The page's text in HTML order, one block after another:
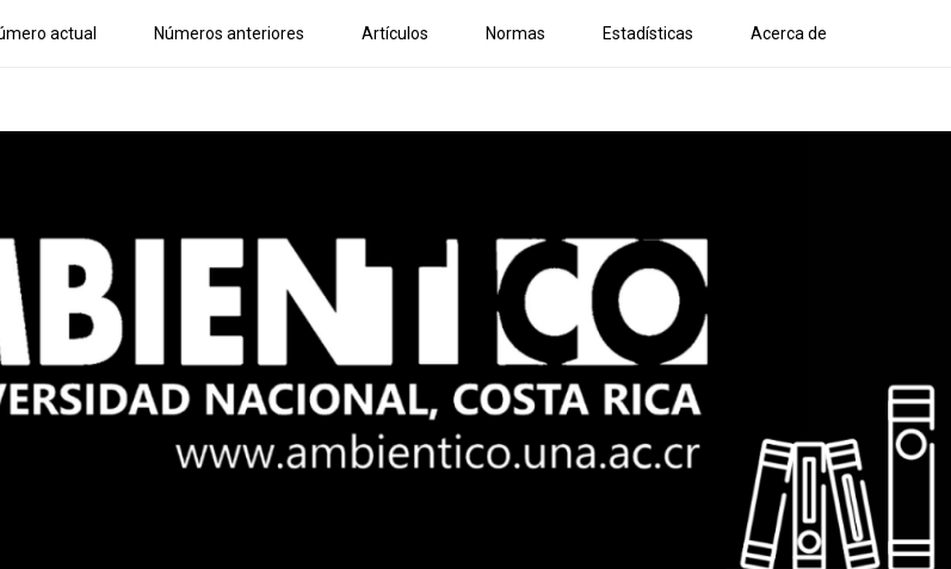
actual Números anteriores Artículos Normas Estadísticas Acerca de